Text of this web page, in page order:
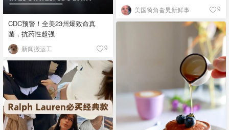
美国犄角旮旯新鲜事 9
CDC预警！全美23州爆致命真
菌，抗药性超强
新闻搬运工 9